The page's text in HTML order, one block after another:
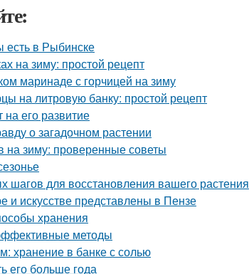
есть в Рыбинске
на зиму: простой рецепт
маринаде с горчицей на зиму
на литровую банку: простой рецепт
его развитие
о загадочном растении
на зиму: проверенные советы
шагов для восстановления вашего растения
и искусстве представлены в Пензе
хранения
методы
хранение в банке с солью
его больше года